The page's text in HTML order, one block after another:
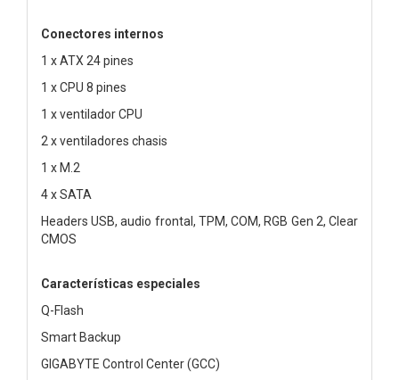
Conectores internos
1 x ATX 24 pines
1 x CPU 8 pines
1 x ventilador CPU
2 x ventiladores chasis
1 x M.2
4 x SATA
Headers USB, audio frontal, TPM, COM, RGB Gen 2, Clear
CMOS
Características especiales
Q-Flash
Smart Backup
GIGABYTE Control Center (GCC)